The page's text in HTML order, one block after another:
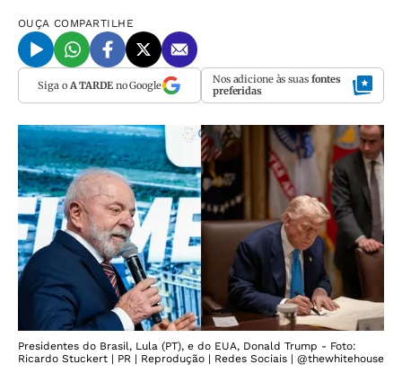
OUÇA COMPARTILHE
Siga o A TARDEno Google Nos adicione às suas fontes
preferidas
Presidentes do Brasil, Lula (PT), e do EUA, Donald Trump - Foto:
Ricardo Stuckert | PR | Reprodução | Redes Sociais | @thewhitehouse